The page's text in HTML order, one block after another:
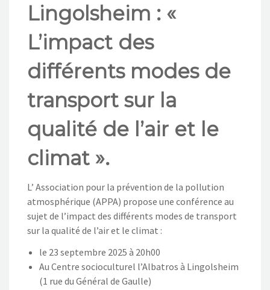
Lingolsheim : «
L’impact des
différents modes de
transport sur la
qualité de l’air et le
climat ».
L’ Association pour la prévention de la pollution
atmosphérique (APPA) propose une conférence au
sujet de l’impact des différents modes de transport
sur la qualité de l’air et le climat :
le 23 septembre 2025 à 20h00
Au Centre socioculturel l’Albatros à Lingolsheim
(1 rue du Général de Gaulle)